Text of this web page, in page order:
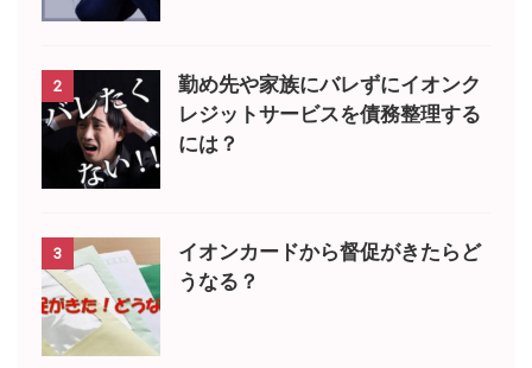
2
勤め先や家族にバレずにイオンク
レジットサービスを債務整理する
には？
3
イオンカードから督促がきたらど
うなる？